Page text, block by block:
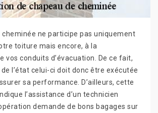
cheminée ne participe pas uniquement
toiture mais encore, à la
vos conduits d’évacuation. De ce fait,
l’état celui-ci doit donc être exécutée
sa performance. D’ailleurs, cette
l’assistance d’un technicien
demande de bons bagages sur